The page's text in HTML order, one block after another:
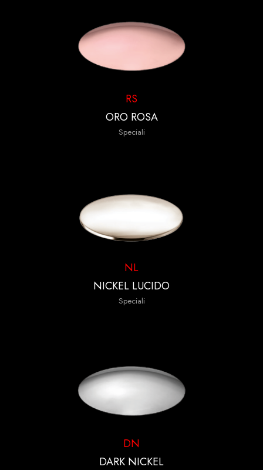
RS
ORO ROSA
Speciali
NL
NICKEL LUCIDO
Speciali
DN
DARK NICKEL